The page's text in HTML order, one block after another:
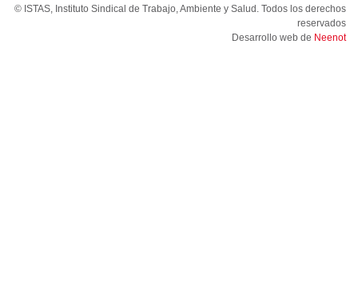
© ISTAS, Instituto Sindical de Trabajo, Ambiente y Salud. Todos los derechos
reservados
Desarrollo web de Neenot